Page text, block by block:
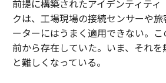
前提に構築されたアイデンティティ
クは、工場現場の接続センサーや
ーターにはうまく適用できない。
前から存在していた。いま、それ
と難しくなっている。